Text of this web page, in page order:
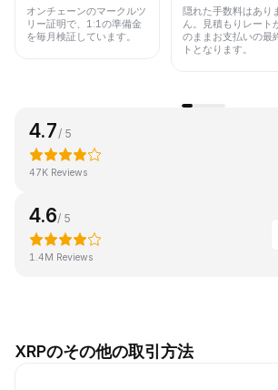
オンチェーンのマークルツ
リー証明で、1:1の準備金
を毎月検証しています。
隠れた手数料はあり
ん。見積もりレート
のままお支払いの最
トとなります。
4.7/ 5
47K Reviews
4.6/ 5
1.4M Reviews
XRPのその他の取引方法